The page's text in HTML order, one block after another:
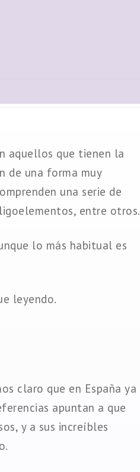
aquellos que tienen la
de una forma muy
una serie de
entre otros.
lo más habitual es
leyendo.
claro que en España ya
apuntan a que
y a sus increíbles